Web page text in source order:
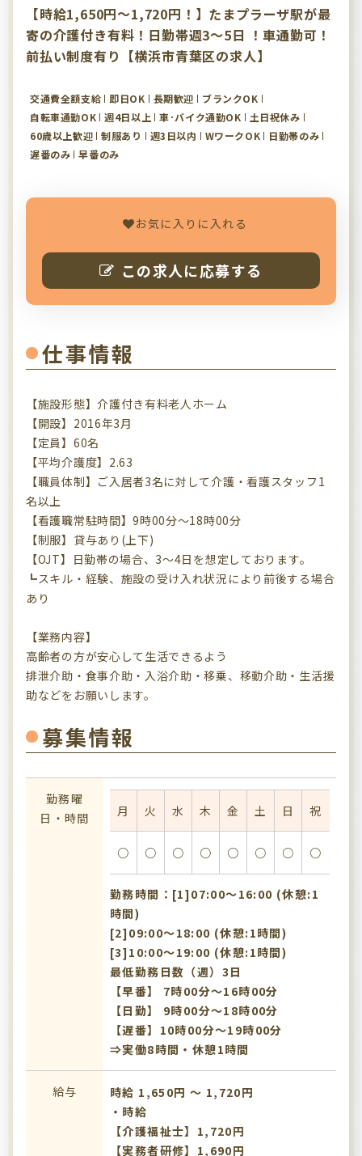
【時給1,650円～1,720円！】たまプラーザ駅が最
寄の介護付き有料！日勤帯週3～5日 ！車通勤可！
前払い制度有り【横浜市青葉区の求人】
交通費全額支給 即日OK 長期歓迎
ブランクOK
自転車通勤OK
週4日以上 車･バイク通勤OK
土日祝休み
60歳以上歓迎
制服あり 週3日以内 WワークOK
日勤帯のみ
遅番のみ
早番のみ
お気に入りに入れる
この求人に応募する
仕事情報
【施設形態】介護付き有料老人ホーム
【開設】2016年3月
【定員】60名
【平均介護度】2.63
【職員体制】ご入居者3名に対して介護・看護スタッフ1
名以上
【看護職常駐時間】9時00分～18時00分
【制服】貸与あり(上下)
【OJT】日勤帯の場合、3～4日を想定しております。
┗スキル・経験、施設の受け入れ状況により前後する場合
あり
【業務内容】
高齢者の方が安心して生活できるよう
排泄介助・食事介助・入浴介助・移乗、移動介助・生活援
助などをお願いします。
募集情報
勤務曜
日・時間
月 火 水 木 金 土 日 祝
○ ○ ○ ○ ○ ○ ○ ○
勤務時間：[1]07:00〜16:00 (休憩:1
時間)
[2]09:00〜18:00 (休憩:1時間)
[3]10:00〜19:00 (休憩:1時間)
最低勤務日数（週）3日
【早番】 7時00分～16時00分
【日勤】 9時00分～18時00分
【遅番】10時00分～19時00分
⇒実働8時間・休憩1時間
給与
時給 1,650円 〜 1,720円
・時給
【介護福祉士】1,720円
【実務者研修】1,690円